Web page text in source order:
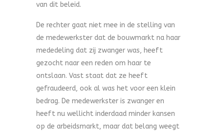
van dit beleid.
De rechter gaat niet mee in de stelling van
de medewerkster dat de bouwmarkt na haar
mededeling dat zij zwanger was, heeft
gezocht naar een reden om haar te
ontslaan. Vast staat dat ze heeft
gefraudeerd, ook al was het voor een klein
bedrag. De medewerkster is zwanger en
heeft nu wellicht inderdaad minder kansen
op de arbeidsmarkt, maar dat belang weegt